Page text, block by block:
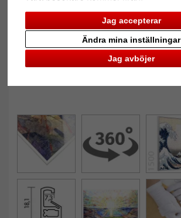
Jag accepterar
Jag avböjer
Ändra mina inställningar